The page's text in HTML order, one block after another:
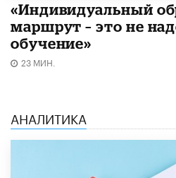
«Индивидуальный
маршрут – это не
обучение»
23 МИН.
АНАЛИТИКА